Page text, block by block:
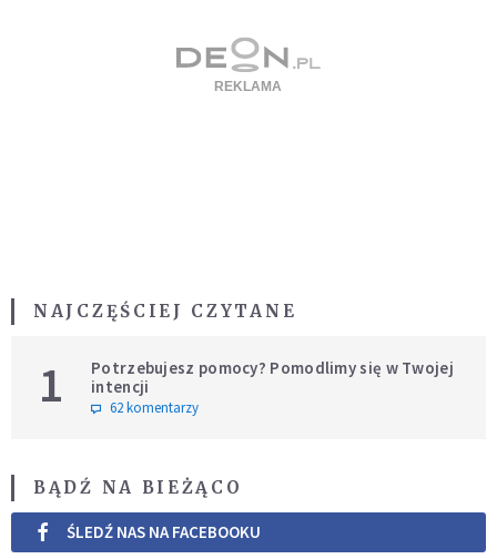
NAJCZĘŚCIEJ CZYTANE
1
Potrzebujesz pomocy? Pomodlimy się w Twojej
intencji
62 komentarzy
BĄDŹ NA BIEŻĄCO
ŚLEDŹ NAS NA FACEBOOKU